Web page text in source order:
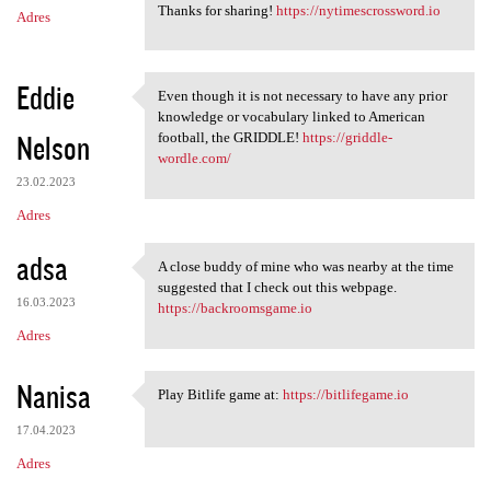
Adres
Thanks for sharing! https://nytimescrossword.io
Eddie
Nelson
23.02.2023
Adres
Even though it is not
Even though it is not necessary to have any prior
knowledge or vocabulary linked to American
football, the GRIDDLE! https://griddle-
wordle.com/
adsa
16.03.2023
Adres
A close buddy of mine who was
A close buddy of mine who was nearby at the time
suggested that I check out this webpage.
https://backroomsgame.io
Nanisa
17.04.2023
Adres
Play Bitlife game at: https:/
Play Bitlife game at: https://bitlifegame.io